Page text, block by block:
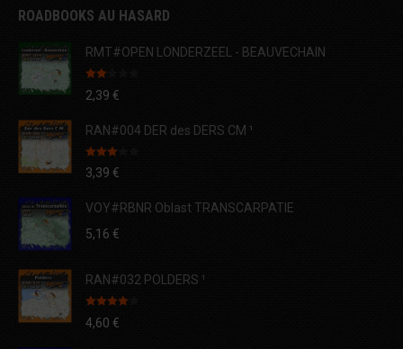
ROADBOOKS AU HASARD
RMT#OPEN LONDERZEEL - BEAUVECHAIN
Note
2.00
5
2,39 €
RAN#004 DER des DERS CM ¹
Note
3.00
3,39 €
VOY#RBNR Oblast TRANSCARPATIE
5,16 €
RAN#032 POLDERS ¹
Note 4.00
sur 5
4,60 €